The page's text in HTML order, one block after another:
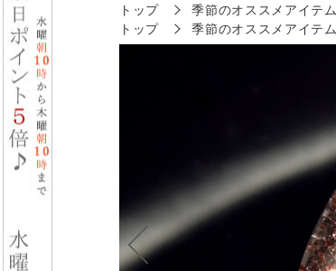
トップ
季節のオススメアイテム
トップ
季節のオススメアイテム